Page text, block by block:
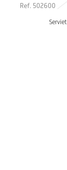
Ref. 502600